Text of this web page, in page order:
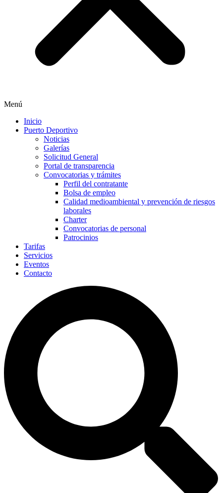
Menú
Inicio
Puerto Deportivo
Noticias
Galerías
Solicitud General
Portal de transparencia
Convocatorias y trámites
Perfil del contratante
Bolsa de empleo
Calidad medioambiental y prevención de riesgos
laborales
Charter
Convocatorias de personal
Patrocinios
Tarifas
Servicios
Eventos
Contacto